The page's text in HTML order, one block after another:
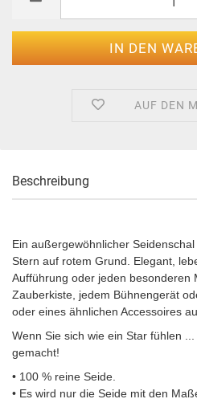
AUF DEN
Beschreibung
Ein außergewöhnlicher
Stern auf rotem Grund. Elegant,
Aufführung oder jeden besonderen
Zauberkiste, jedem Bühnengerät
oder eines ähnlichen Accessoires
Wenn Sie sich wie ein Star fühlen
gemacht!
• 100 % reine Seide.
• Es wird nur die Seide mit den